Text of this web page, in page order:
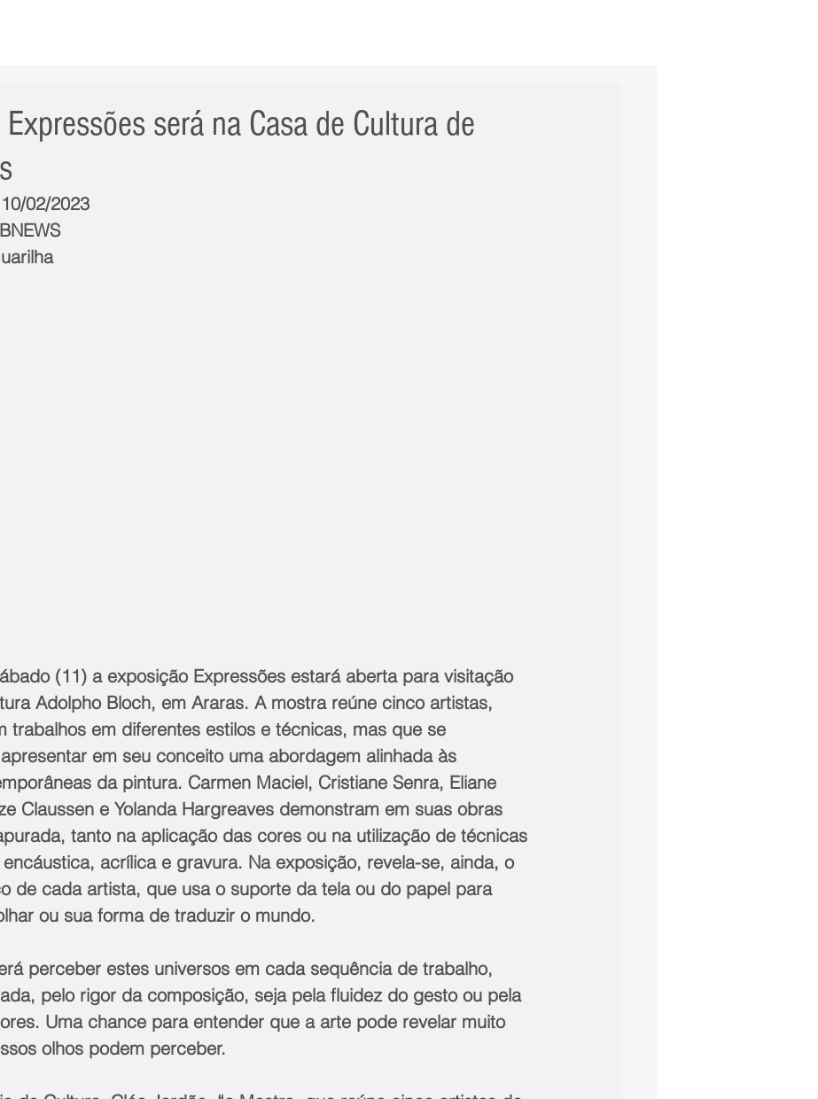
será na Casa de Cultura de
02/2023
(11) a exposição Expressões estará aberta para visitação
Adolpho Bloch, em Araras. A mostra reúne cinco artistas,
trabalhos em diferentes estilos e técnicas, mas que se
em seu conceito uma abordagem alinhada às
da pintura. Carmen Maciel, Cristiane Senra, Eliane
Claussen e Yolanda Hargreaves demonstram em suas obras
tanto na aplicação das cores ou na utilização de técnicas
acrílica e gravura. Na exposição, revela-se, ainda, o
de cada artista, que usa o suporte da tela ou do papel para
ou sua forma de traduzir o mundo.
perceber estes universos em cada sequência de trabalho,
pelo rigor da composição, seja pela fluidez do gesto ou pela
Uma chance para entender que a arte pode revelar muito
olhos podem perceber.